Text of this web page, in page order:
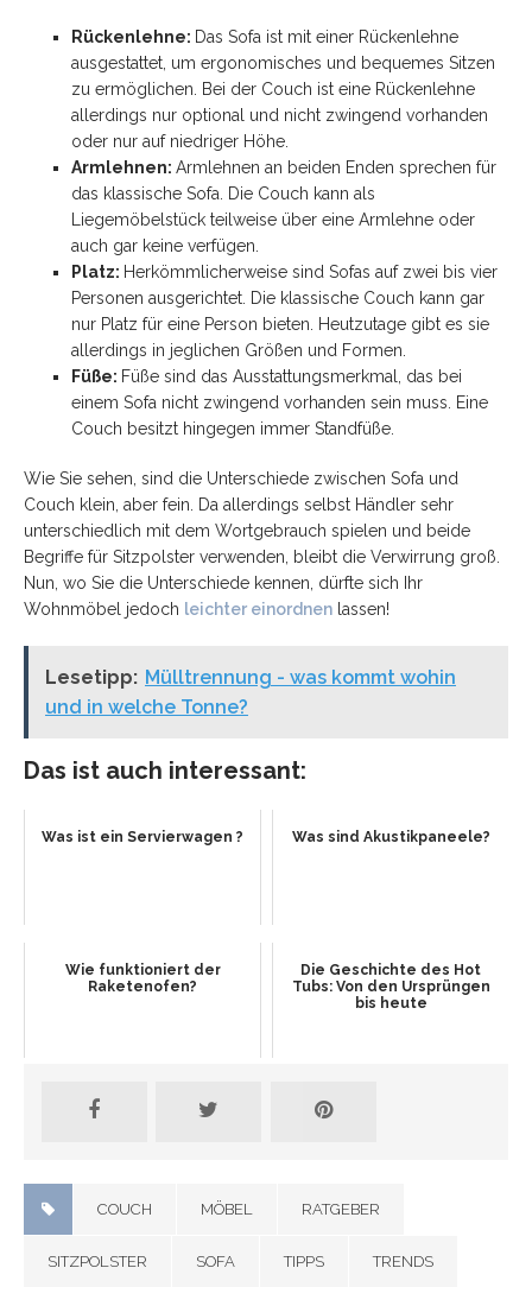
Rückenlehne: Das Sofa ist mit einer Rückenlehne
ausgestattet, um ergonomisches und bequemes Sitzen
zu ermöglichen. Bei der Couch ist eine Rückenlehne
allerdings nur optional und nicht zwingend vorhanden
oder nur auf niedriger Höhe.
Armlehnen: Armlehnen an beiden Enden sprechen für
das klassische Sofa. Die Couch kann als
Liegemöbelstück teilweise über eine Armlehne oder
auch gar keine verfügen.
Platz: Herkömmlicherweise sind Sofas auf zwei bis vier
Personen ausgerichtet. Die klassische Couch kann gar
nur Platz für eine Person bieten. Heutzutage gibt es sie
allerdings in jeglichen Größen und Formen.
Füße: Füße sind das Ausstattungsmerkmal, das bei
einem Sofa nicht zwingend vorhanden sein muss. Eine
Couch besitzt hingegen immer Standfüße.
Wie Sie sehen, sind die Unterschiede zwischen Sofa und
Couch klein, aber fein. Da allerdings selbst Händler sehr
unterschiedlich mit dem Wortgebrauch spielen und beide
Begriffe für Sitzpolster verwenden, bleibt die Verwirrung groß.
Nun, wo Sie die Unterschiede kennen, dürfte sich Ihr
Wohnmöbel jedoch leichter einordnen lassen!
Lesetipp: Mülltrennung - was kommt wohin
und in welche Tonne?
Das ist auch interessant:
Was ist ein Servierwagen ? Was sind Akustikpaneele?
Wie funktioniert der
Raketenofen?
Die Geschichte des Hot
Tubs: Von den Ursprüngen
bis heute
COUCH MÖBEL RATGEBER
SITZPOLSTER SOFA TIPPS TRENDS